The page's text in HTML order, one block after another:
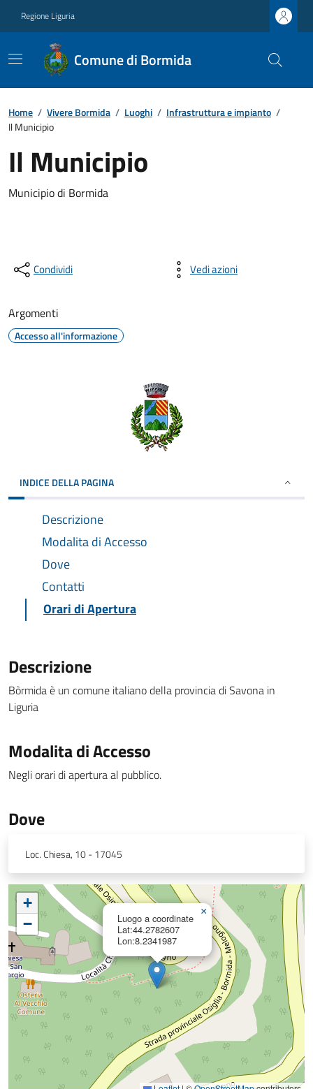
Regione Liguria
Comune di Bormida
Home / Vivere Bormida / Luoghi / Infrastruttura e impianto /
Il Municipio
Il Municipio
Municipio di Bormida
Condividi Vedi azioni
Argomenti
Accesso all'informazione
INDICE DELLA PAGINA
Descrizione
Modalita di Accesso
Dove
Contatti
Orari di Apertura
Descrizione
Bòrmida è un comune italiano della provincia di Savona in
Liguria
Modalita di Accesso
Negli orari di apertura al pubblico.
Dove
Loc. Chiesa, 10 - 17045
Luogo a coordinate
Lat:44.2782607
Lon:8.2341987
×
+
−